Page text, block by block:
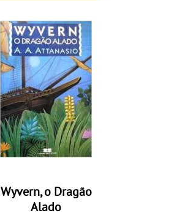
Wyvern, o Dragão
Alado